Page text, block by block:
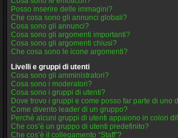
Posso inserire delle immagini?
Che cosa sono gli annunci globali?
Cosa sono gli annunci?
Cosa sono gli argomenti importanti?
Cosa sono gli argomenti chiusi?
Che cosa sono le icone argomenti?
Livelli e gruppi di utenti
Cosa sono gli amministratori?
Cosa sono i moderatori?
Cosa sono i gruppi di utenti?
Dove trovo i gruppi e come posso far parte di uno
Come divento leader di un gruppo?
Perché alcuni gruppi di utenti appaiono in colori
Che cos’è un gruppo di utenti predefinito?
Che cos’è il collegamento “Staff”?